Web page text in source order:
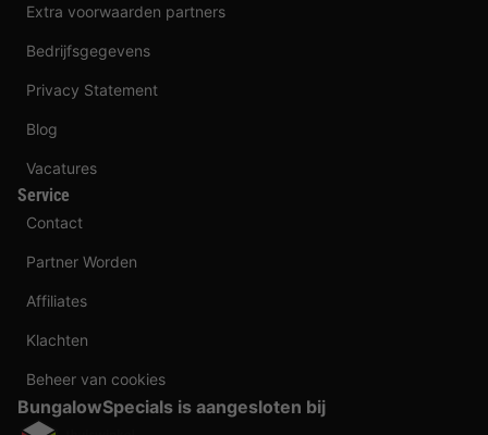
Extra voorwaarden partners
Bedrijfsgegevens
Privacy Statement
Blog
Vacatures
Service
Contact
Partner Worden
Affiliates
Klachten
Beheer van cookies
BungalowSpecials is aangesloten bij